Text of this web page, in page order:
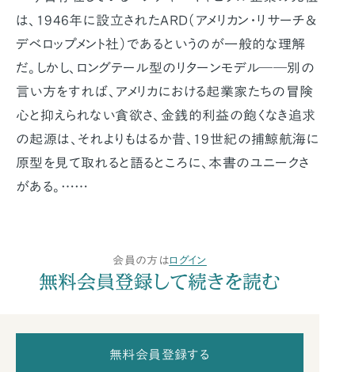
は、1946年に設立されたARD（アメリカン・リサーチ＆
デベロップメント社）であるというのが一般的な理解
だ。しかし、ロングテール型のリターンモデル――別の
言い方をすれば、アメリカにおける起業家たちの冒険
心と抑えられない貪欲さ、金銭的利益の飽くなき追求
の起源は、それよりもはるか昔、19世紀の捕鯨航海に
原型を見て取れると語るところに、本書のユニークさ
がある。……
会員の方はログイン
無料会員登録して続きを読む
無料会員登録する